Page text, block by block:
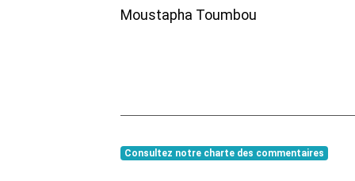
Moustapha Toumbou
Consultez notre charte des commentaires